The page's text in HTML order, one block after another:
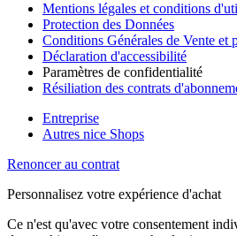
Mentions légales et conditions
Protection des Données
Conditions Générales de Vente et
Déclaration d'accessibilité
Paramètres de confidentialité
Résiliation des contrats
Entreprise
Autres nice Shops
Renoncer au contrat
Personnalisez votre expérience d'achat
Ce n'est qu'avec votre consentement